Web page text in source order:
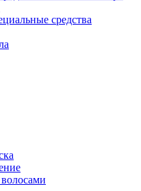
средства